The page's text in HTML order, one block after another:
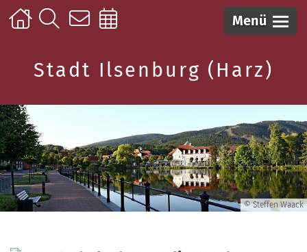
Menü
Stadt Ilsenburg (Harz)
© Steffen Waack